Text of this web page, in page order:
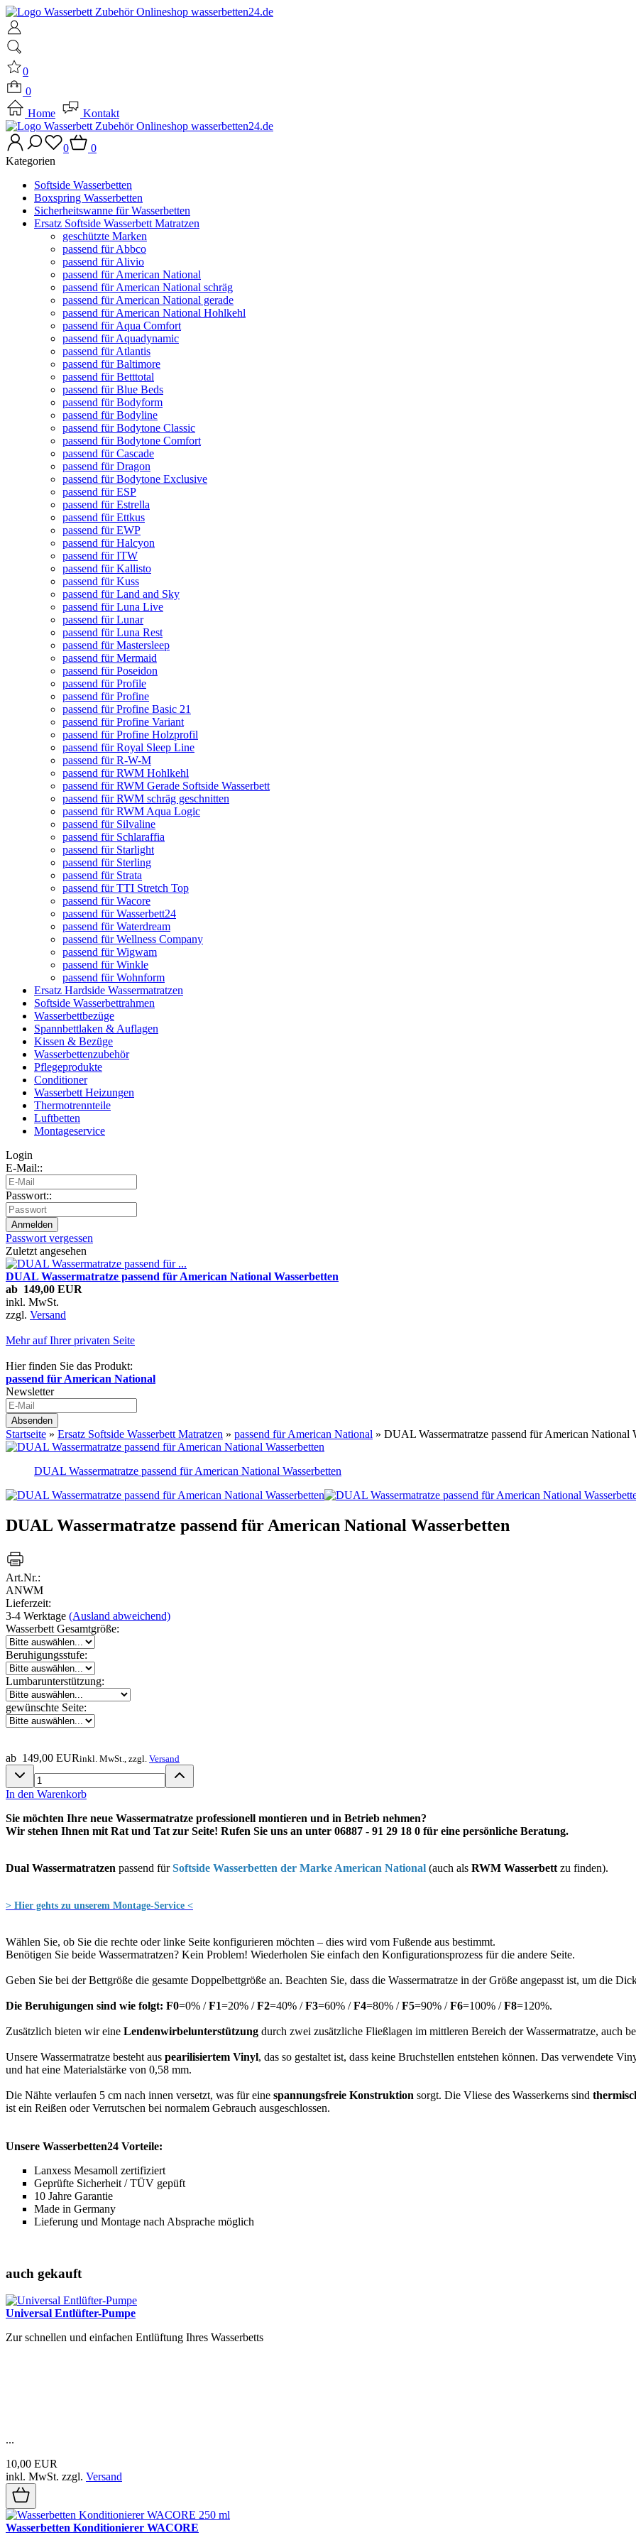
0
0
Home
Kontakt
0
0
Kategorien
Softside Wasserbetten
Boxspring Wasserbetten
Sicherheitswanne für Wasserbetten
Ersatz Softside Wasserbett Matratzen
geschützte Marken
passend für Abbco
passend für Alivio
passend für American National
passend für American National schräg
passend für American National gerade
passend für American National Hohlkehl
passend für Aqua Comfort
passend für Aquadynamic
passend für Atlantis
passend für Baltimore
passend für Betttotal
passend für Blue Beds
passend für Bodyform
passend für Bodyline
passend für Bodytone Classic
passend für Bodytone Comfort
passend für Cascade
passend für Dragon
passend für Bodytone Exclusive
passend für ESP
passend für Estrella
passend für Ettkus
passend für EWP
passend für Halcyon
passend für ITW
passend für Kallisto
passend für Kuss
passend für Land and Sky
passend für Luna Live
passend für Lunar
passend für Luna Rest
passend für Mastersleep
passend für Mermaid
passend für Poseidon
passend für Profile
passend für Profine
passend für Profine Basic 21
passend für Profine Variant
passend für Profine Holzprofil
passend für Royal Sleep Line
passend für R-W-M
passend für RWM Hohlkehl
passend für RWM Gerade Softside Wasserbett
passend für RWM schräg geschnitten
passend für RWM Aqua Logic
passend für Silvaline
passend für Schlaraffia
passend für Starlight
passend für Sterling
passend für Strata
passend für TTI Stretch Top
passend für Wacore
passend für Wasserbett24
passend für Waterdream
passend für Wellness Company
passend für Wigwam
passend für Winkle
passend für Wohnform
Ersatz Hardside Wassermatratzen
Softside Wasserbettrahmen
Wasserbettbezüge
Spannbettlaken & Auflagen
Kissen & Bezüge
Wasserbettenzubehör
Pflegeprodukte
Conditioner
Wasserbett Heizungen
Thermotrennteile
Luftbetten
Montageservice
Login
E-Mail::
Passwort::
Passwort vergessen
Zuletzt angesehen
DUAL Wassermatratze passend für American National Wasserbetten
ab 149,00 EUR
inkl. MwSt.
zzgl. Versand
Mehr auf Ihrer privaten Seite
Hier finden Sie das Produkt:
passend für American National
Newsletter
Startseite » Ersatz Softside Wasserbett Matratzen » passend für American National » DUAL Wassermatratze passend für American National
DUAL Wassermatratze passend für American National Wasserbetten
DUAL Wassermatratze passend für American National Wasserbetten
Art.Nr.:
ANWM
Lieferzeit:
3-4 Werktage (Ausland abweichend)
Wasserbett Gesamtgröße:
Beruhigungsstufe:
Lumbarunterstützung:
gewünschte Seite:
ab 149,00 EURinkl. MwSt., zzgl. Versand
In den Warenkorb
Sie möchten Ihre neue Wassermatratze professionell montieren und in Betrieb nehmen?
Wir stehen Ihnen mit Rat und Tat zur Seite! Rufen Sie uns an unter 06887 - 91 29 18 0 für eine persönliche Beratung.
Dual Wassermatratzen passend fürSoftside Wasserbetten der Marke American National (auch als RWM Wasserbett zu finden).
> Hier gehts zu unserem Montage-Service <
Wählen Sie, ob Sie die rechte oder linke Seite konfigurieren möchten – dies wird vom Fußende aus bestimmt.
Benötigen Sie beide Wassermatratzen? Kein Problem! Wiederholen Sie einfach den Konfigurationsprozess für die andere Seite.
Geben Sie bei der Bettgröße die gesamte Doppelbettgröße an. Beachten Sie, dass die Wassermatratze in der Größe angepasst ist, um die
Die Beruhigungen sind wie folgt: F0=0% /F1=20% /F2=40% /F3=60% /F4=80% /F5=90% /F6=100% /F8=120%.
Zusätzlich bieten wir eine Lendenwirbelunterstützung durch zwei zusätzliche Fließlagen im mittleren Bereich der Wassermatratze, auch
Unsere Wassermatratze besteht aus pearilisiertem Vinyl, das so gestaltet ist, dass keine Bruchstellen entstehen können. Das verwendete
und hat eine Materialstärke von 0,58 mm.
Die Nähte verlaufen 5 cm nach innen versetzt, was für eine spannungsfreie Konstruktion sorgt. Die Vliese des Wasserkerns sind
ist ein Reißen oder Verrutschen bei normalem Gebrauch ausgeschlossen.
Unsere Wasserbetten24 Vorteile:
Lanxess Mesamoll zertifiziert
Geprüfte Sicherheit / TÜV gepüft
10 Jahre Garantie
Made in Germany
Lieferung und Montage nach Absprache möglich
auch gekauft
Universal Entlüfter-Pumpe
Zur schnellen und einfachen Entlüftung Ihres Wasserbetts
...
10,00 EUR
inkl. MwSt. zzgl. Versand
Wasserbetten Konditionierer WACORE